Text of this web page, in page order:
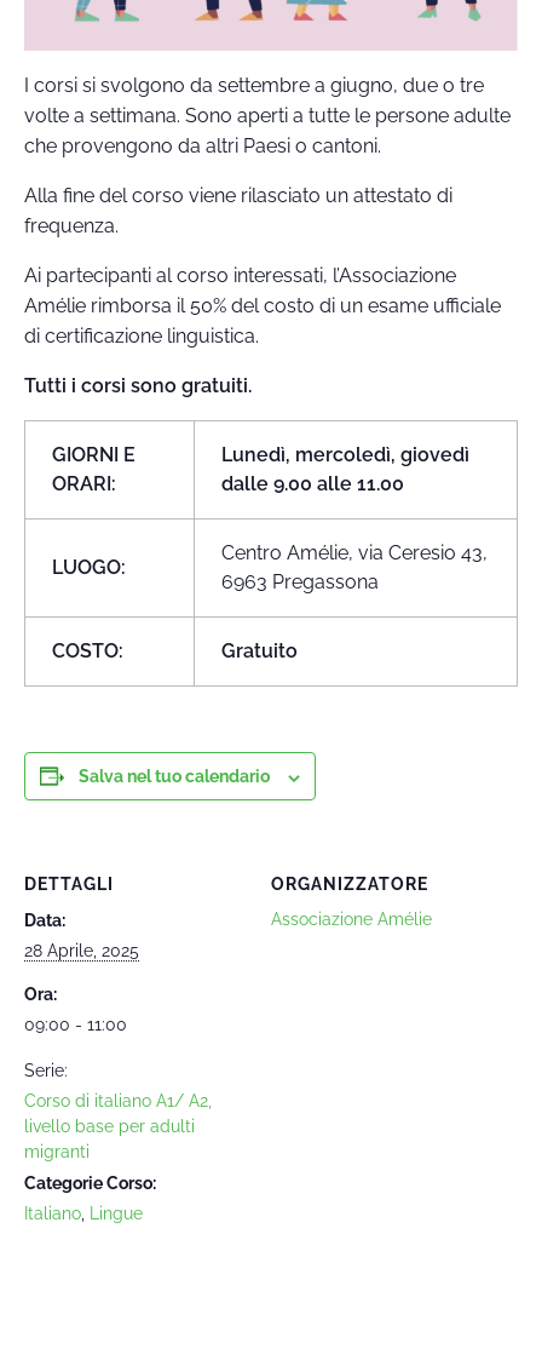
I corsi si svolgono da settembre a giugno, due o tre
volte a settimana. Sono aperti a tutte le persone adulte
che provengono da altri Paesi o cantoni.
Alla fine del corso viene rilasciato un attestato di
frequenza.
Ai partecipanti al corso interessati, l’Associazione
Amélie rimborsa il 50% del costo di un esame ufficiale
di certificazione linguistica.
Tutti i corsi sono gratuiti.
GIORNI E
ORARI:
Lunedì, mercoledì, giovedì
dalle 9.00 alle 11.00
LUOGO:
Centro Amélie, via Ceresio 43,
6963 Pregassona
COSTO: Gratuito
Salva nel tuo calendario
DETTAGLI
Data:
28 Aprile, 2025
Ora:
09:00 - 11:00
Serie:
Corso di italiano A1/ A2,
livello base per adulti
migranti
Categorie Corso:
Italiano
Lingue
ORGANIZZATORE
Associazione Amélie